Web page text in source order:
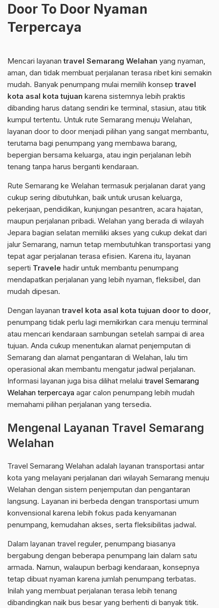
Door To Door Nyaman
Terpercaya
Mencari layanantravel Semarang Welahan yang nyaman,
aman, dan tidak membuat perjalanan terasa ribet kini semakin
mudah. Banyak penumpang mulai memilih konseptravel
kota asal kota tujuan karena sistemnya lebih praktis
dibanding harus datang sendiri ke terminal, stasiun, atau titik
kumpul tertentu. Untuk rute Semarang menuju Welahan,
layanan door to door menjadi pilihan yang sangat membantu,
terutama bagi penumpang yang membawa barang,
bepergian bersama keluarga, atau ingin perjalanan lebih
tenang tanpa harus berganti kendaraan.
Rute Semarang ke Welahan termasuk perjalanan darat yang
cukup sering dibutuhkan, baik untuk urusan keluarga,
pekerjaan, pendidikan, kunjungan pesantren, acara hajatan,
maupun perjalanan pribadi. Welahan yang berada di wilayah
Jepara bagian selatan memiliki akses yang cukup dekat dari
jalur Semarang, namun tetap membutuhkan transportasi yang
tepat agar perjalanan terasa efisien. Karena itu, layanan
seperti Travele hadir untuk membantu penumpang
mendapatkan perjalanan yang lebih nyaman, fleksibel, dan
mudah dipesan.
Dengan layanantravel kota asal kota tujuan door to door,
penumpang tidak perlu lagi memikirkan cara menuju terminal
atau mencari kendaraan sambungan setelah sampai di area
tujuan. Anda cukup menentukan alamat penjemputan di
Semarang dan alamat pengantaran di Welahan, lalu tim
operasional akan membantu mengatur jadwal perjalanan.
Informasi layanan juga bisa dilihat melalui travel Semarang
Welahan terpercaya agar calon penumpang lebih mudah
memahami pilihan perjalanan yang tersedia.
Mengenal Layanan Travel Semarang
Welahan
Travel Semarang Welahan adalah layanan transportasi antar
kota yang melayani perjalanan dari wilayah Semarang menuju
Welahan dengan sistem penjemputan dan pengantaran
langsung. Layanan ini berbeda dengan transportasi umum
konvensional karena lebih fokus pada kenyamanan
penumpang, kemudahan akses, serta fleksibilitas jadwal.
Dalam layanan travel reguler, penumpang biasanya
bergabung dengan beberapa penumpang lain dalam satu
armada. Namun, walaupun berbagi kendaraan, konsepnya
tetap dibuat nyaman karena jumlah penumpang terbatas.
Inilah yang membuat perjalanan terasa lebih tenang
dibandingkan naik bus besar yang berhenti di banyak titik.